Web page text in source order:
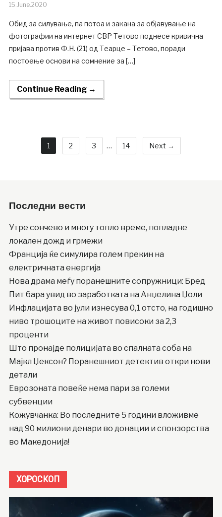
15.June.2020
Обид за силување, па потоа и закана за објавување на
фотографии на интернет СВР Тетово поднесе кривична
пријава против Ф.Н. (21) од Теарце – Тетово, поради
постоење основи на сомнение за […]
Continue Reading →
1 2 3 … 14 Next →
Последни вести
Утре сончево и многу топло време, попладне
локален дожд и грмежи
Франција ќе симулира голем прекин на
електричната енергија
Нова драма меѓу поранешните сопружници: Бред
Пит бара увид во заработката на Анџелина Џоли
Инфлацијата во јули изнесува 0,1 отсто, на годишно
ниво трошоците на живот повисоки за 2,3
проценти
Што пронајде полицијата во спалната соба на
Мајкл Џексон? Поранешниот детектив откри нови
детали
Еврозоната повеќе нема пари за големи
субвенции
Кожувчанка: Во последните 5 години вложивме
над 90 милиони денари во донации и спонзорства
во Македонија!
ХОРОСКОП